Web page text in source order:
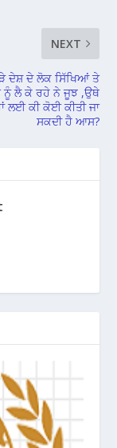
NEXT
ਦੇਸ਼ ਦੇ ਲੋਕ ਸਿੱਖਿਆਂ ਤੇ
ਨੂੰ ਲੈ ਕੇ ਰਹੇ ਨੇ ਜੂਝ ,ਉਥੇ
ਲਈ ਕੀ ਕੋਈ ਕੀਤੀ ਜਾ
ਸਕਦੀ ਹੈ ਆਸ?